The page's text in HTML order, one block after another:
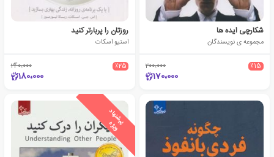
شکارچی ایده ها
مجموعه ی نویسندگان
٪15 200،000
170،000
روزتان را پربارتر کنید
استیو اسکات
٪25 240،000
180،000
پ
ی
ش
ن
ه
ا
د
و
ی
ژ
ه